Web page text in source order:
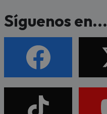
Síguenos en...